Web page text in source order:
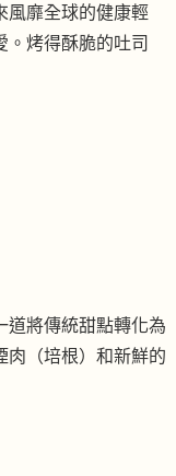
風靡全球的健康輕
。烤得酥脆的吐司
道將傳統甜點轉化為
肉（培根）和新鮮的